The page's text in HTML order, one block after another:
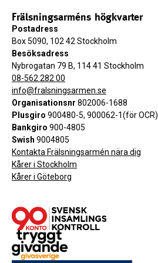
Frälsningsarméns högkvarter
Postadress
Box 5090, 102 42 Stockholm
Besöksadress
Nybrogatan 79 B, 114 41 Stockholm
08-562 282 00
info@fralsningsarmen.se
Organisationsnr 802006-1688
Plusgiro 900480-5, 900062-1(för OCR)
Bankgiro 900-4805
Swish 9004805
Kontakta Frälsningsarmén nära dig
Kårer i Stockholm
Kårer i Göteborg